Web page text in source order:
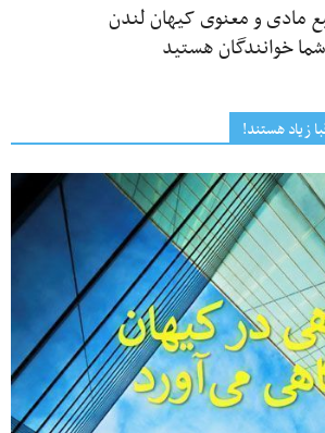
مادی و معنوی کیهان لندن
شما خوانندگان هستید
زیاد هستند!